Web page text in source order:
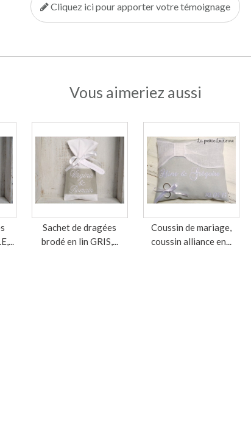
Cliquez ici pour apporter votre témoignage
Vous aimeriez aussi
Sachet de dragées
brodé en lin GRIS,...
Coussin de mariage,
coussin alliance en...